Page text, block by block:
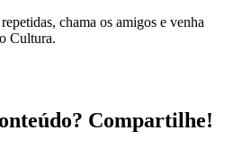
chama os amigos e venha
Cultura.
Compartilhe!